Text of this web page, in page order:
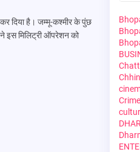
दिया है। जम्मू-कश्मीर के पुंछ
ने इस मिलिट्री ऑपरेशन को